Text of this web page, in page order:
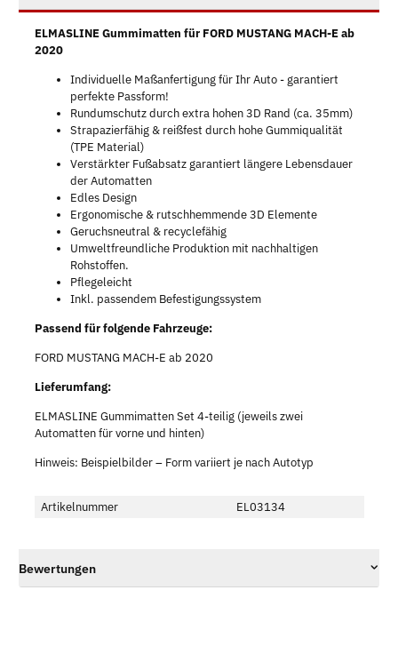
ELMASLINE Gummimatten für FORD MUSTANG MACH-E ab
2020
Individuelle Maßanfertigung für Ihr Auto - garantiert
perfekte Passform!
Rundumschutz durch extra hohen 3D Rand (ca. 35mm)
Strapazierfähig & reißfest durch hohe Gummiqualität
(TPE Material)
Verstärkter Fußabsatz garantiert längere Lebensdauer
der Automatten
Edles Design
Ergonomische & rutschhemmende 3D Elemente
Geruchsneutral & recyclefähig
Umweltfreundliche Produktion mit nachhaltigen
Rohstoffen.
Pflegeleicht
Inkl. passendem Befestigungssystem
Passend für folgende Fahrzeuge:
FORD MUSTANG MACH-E ab 2020
Lieferumfang:
ELMASLINE Gummimatten Set 4-teilig (jeweils zwei
Automatten für vorne und hinten)
Hinweis: Beispielbilder – Form variiert je nach Autotyp
Artikelnummer EL03134
Bewertungen